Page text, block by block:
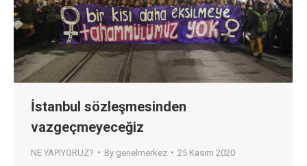
İstanbul sözleşmesinden
vazgeçmeyeceğiz
NE YAPIYORUZ? By genelmerkez 25 Kasım 2020